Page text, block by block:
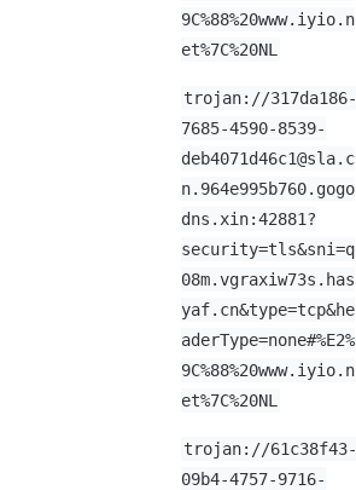
9C%88%20www.iyio.n
et%7C%20NL
trojan://317da186-
7685-4590-8539-
deb4071d46c1@sla.c
n.964e995b760.gogo
dns.xin:42881?
security=tls&sni=q
08m.vgraxiw73s.has
yaf.cn&type=tcp&he
aderType=none#%E2%
9C%88%20www.iyio.n
et%7C%20NL
trojan://61c38f43-
09b4-4757-9716-